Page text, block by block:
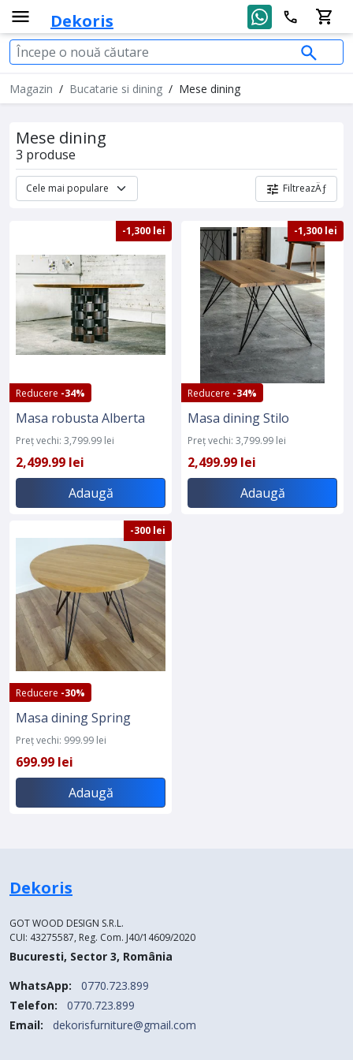
Dekoris
Magazin / Bucatarie si dining / Mese dining
Mese dining
3 produse
FiltreazÄƒ
Reducere -34%
-1,300 lei
Masa robusta Alberta
Preț vechi: 3,799.99 lei
2,499.99 lei
Adaugă
Reducere -34%
-1,300 lei
Masa dining Stilo
Preț vechi: 3,799.99 lei
2,499.99 lei
Adaugă
Reducere -30%
-300 lei
Masa dining Spring
Preț vechi: 999.99 lei
699.99 lei
Adaugă
Dekoris
GOT WOOD DESIGN S.R.L.
CUI: 43275587, Reg. Com. J40/14609/2020
Bucuresti, Sector 3, România
WhatsApp:
0770.723.899
Telefon:
0770.723.899
Email:
dekorisfurniture@gmail.com